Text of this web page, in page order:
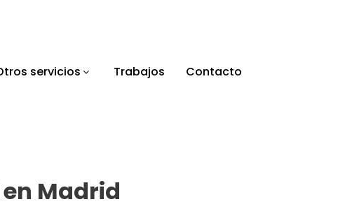
servicios Trabajos Contacto
Madrid